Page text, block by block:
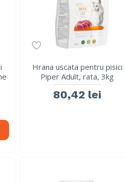
Hrana uscata pentru pisici
Piper Adult, rata, 3kg
80,42 lei